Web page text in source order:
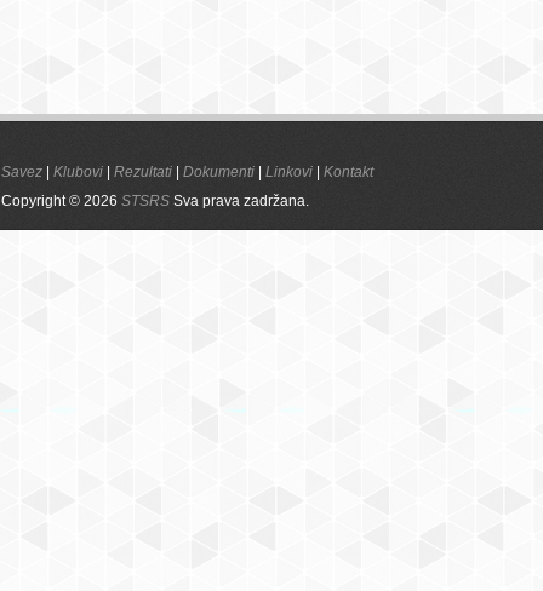
Savez Klubovi Rezultati Dokumenti Linkovi
Kontakt
Copyright © 2026 STSRS Sva prava zadržana.